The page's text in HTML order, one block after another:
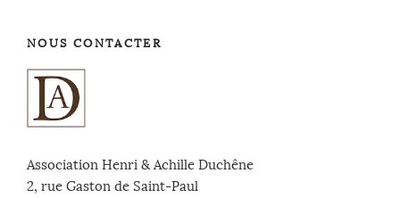
NOUS CONTACTER
Association Henri & Achille Duchêne
2, rue Gaston de Saint-Paul